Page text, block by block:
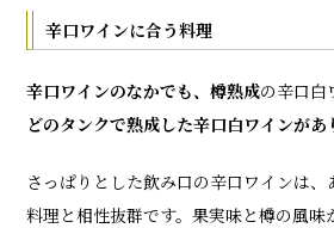
辛口ワインに合う料理
辛口ワインのなかでも、樽熟成の辛口白
どのタンクで熟成した辛口白ワインがあ
さっぱりとした飲み口の辛口ワインは、
料理と相性抜群です。果実味と樽の風味